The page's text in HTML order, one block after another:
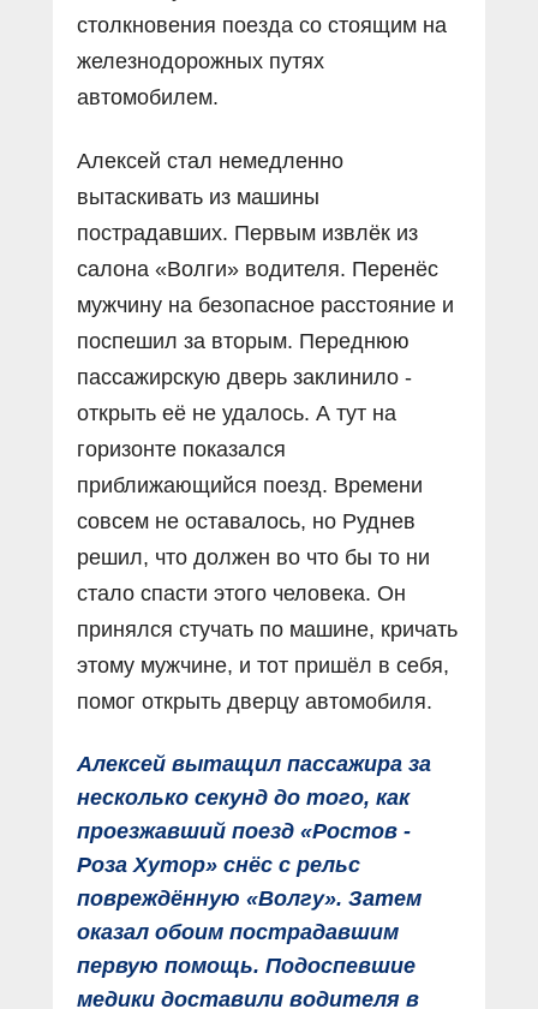
столкновения поезда со стоящим на
железнодорожных путях
автомобилем.
Алексей стал немедленно
вытаскивать из машины
пострадавших. Первым извлёк из
салона «Волги» водителя. Перенёс
мужчину на безопасное расстояние и
поспешил за вторым. Переднюю
пассажирскую дверь заклинило -
открыть её не удалось. А тут на
горизонте показался
приближающийся поезд. Времени
совсем не оставалось, но Руднев
решил, что должен во что бы то ни
стало спасти этого человека. Он
принялся стучать по машине, кричать
этому мужчине, и тот пришёл в себя,
помог открыть дверцу автомобиля.
Алексей вытащил пассажира за
несколько секунд до того, как
проезжавший поезд «Ростов -
Роза Хутор» снёс с рельс
повреждённую «Волгу». Затем
оказал обоим пострадавшим
первую помощь. Подоспевшие
медики доставили водителя в